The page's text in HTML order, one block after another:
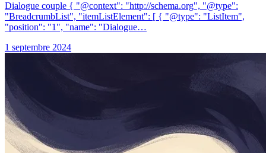
Dialogue couple { "@context": "http://schema.org", "@type":
"BreadcrumbList", "itemListElement": [ { "@type": "ListItem",
"position": "1", "name": "Dialogue…
1 septembre 2024